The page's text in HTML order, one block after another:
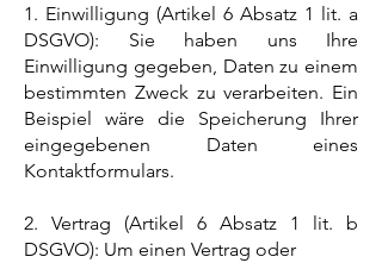
1. Einwilligung (Artikel 6 Absatz 1 lit. a
DSGVO): Sie haben uns Ihre
Einwilligung gegeben, Daten zu einem
bestimmten Zweck zu verarbeiten. Ein
Beispiel wäre die Speicherung Ihrer
eingegebenen Daten eines
Kontaktformulars.
2. Vertrag (Artikel 6 Absatz 1 lit. b
DSGVO): Um einen Vertrag oder